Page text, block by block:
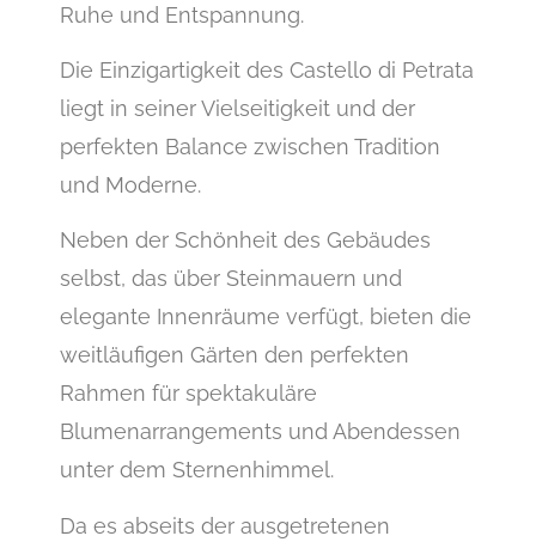
Ruhe und Entspannung.
Die Einzigartigkeit des Castello di Petrata
liegt in seiner Vielseitigkeit und der
perfekten Balance zwischen Tradition
und Moderne.
Neben der Schönheit des Gebäudes
selbst, das über Steinmauern und
elegante Innenräume verfügt, bieten die
weitläufigen Gärten den perfekten
Rahmen für spektakuläre
Blumenarrangements und Abendessen
unter dem Sternenhimmel.
Da es abseits der ausgetretenen